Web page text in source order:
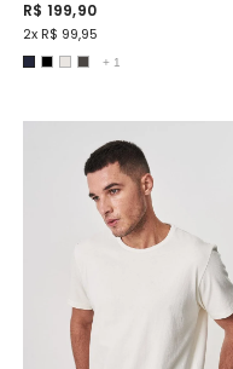
R$ 199,90
2x R$ 99,95
+ 1